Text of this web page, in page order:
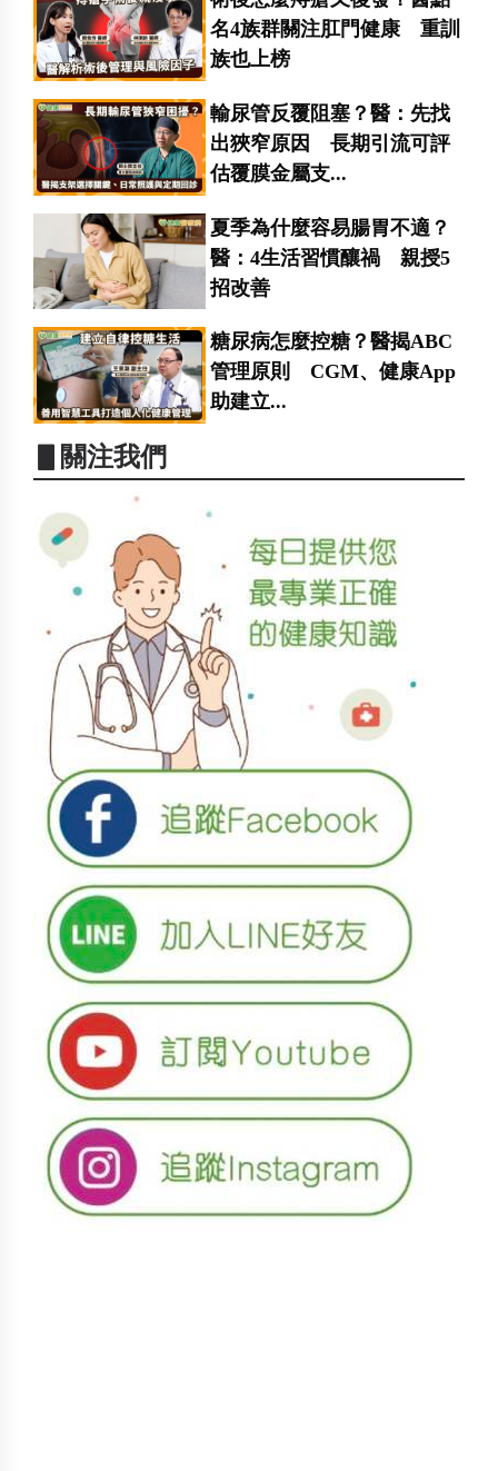
名4族群關注肛門健康 重訓
族也上榜
輸尿管反覆阻塞？醫：先找
出狹窄原因 長期引流可評
估覆膜金屬支...
夏季為什麼容易腸胃不適？
醫：4生活習慣釀禍 親授5
招改善
糖尿病怎麼控糖？醫揭ABC
管理原則 CGM、健康App
助建立...
▋關注我們